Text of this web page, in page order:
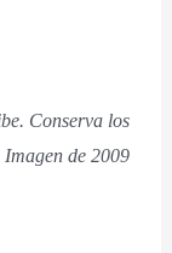
Conserva los
de 2009